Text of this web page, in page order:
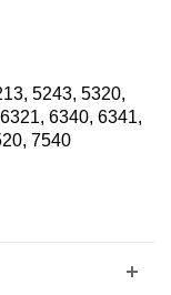
5243, 5320,
6340, 6341,
7540